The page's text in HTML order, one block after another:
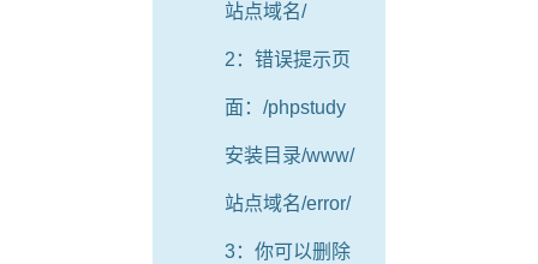
站点域名/
2：错误提示页
面：/phpstudy
安装目录/www/
站点域名/error/
3：你可以删除